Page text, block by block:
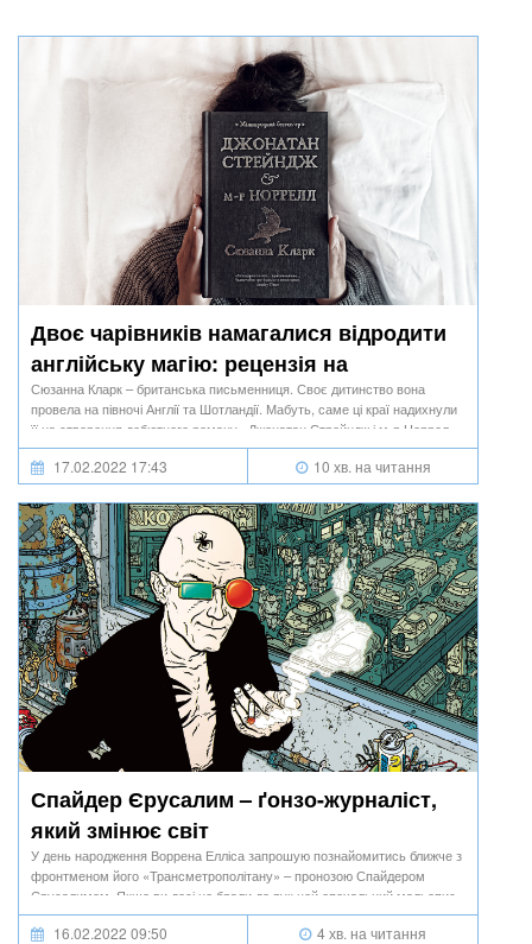
Двоє чарівників намагалися відродити
англійську магію: рецензія на
«Джонатан Стрейндж і м-р Норрелл»
Сюзанна Кларк – британська письменниця. Своє дитинство вона
провела на півночі Англії та Шотландії. Мабуть, саме ці краї надихнули
її на створення дебютного роману «Джонатан Стрейндж і м-р Норрел»,
адже в цій історії відчувається любов до всього англійського.
17.02.2022 17:43 10 хв. на читання
Спайдер Єрусалим – ґонзо-журналіст,
який змінює світ
У день народження Воррена Елліса запрошую познайомитись ближче з
фронтменом його «Трансметрополітану» – пронозою Спайдером
Єрусалимом. Якщо ви досі не брали до рук цей епохальний мальопис,
то саме час!
16.02.2022 09:50 4 хв. на читання